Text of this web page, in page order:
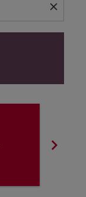
close
chevron_right